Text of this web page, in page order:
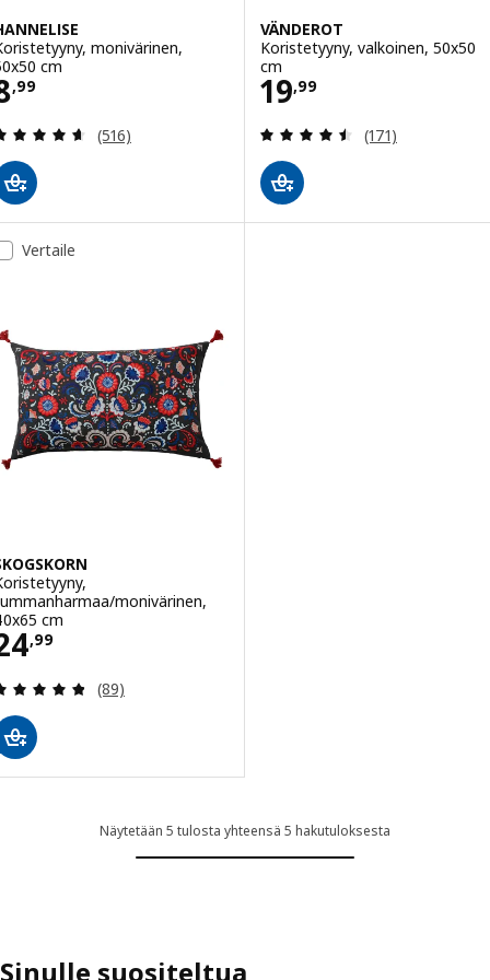
monivärinen,
cm
,99 8,99
Arvio: 4.6 / 5 tähteä. Arvostelut yhteensä:
(516)
VÄNDEROT
Koristetyyny, valkoinen, 50x50
cm
19,99
Hinta 19,99
Arvio: 4.5 / 5
(171)
Vertaile
monivärinen,
cm
,99 24,99
Arvio: 4.8 / 5 tähteä. Arvostelut yhteensä:
(89)
Näytetään 5 tulosta yhteensä 5 hakutuloksesta
Sinulle suositeltua